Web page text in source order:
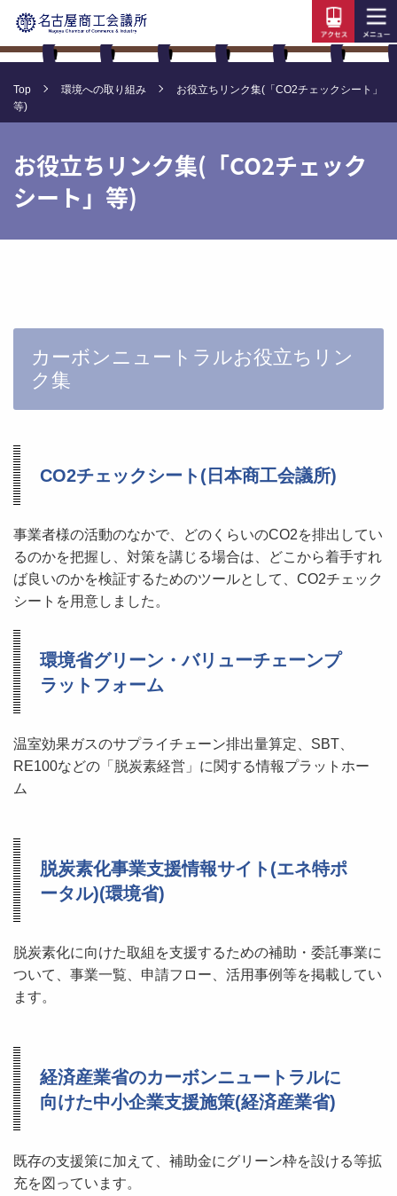
Top 環境への取り組み
お役立ちリンク集(「CO2チェックシート」
等)
お役立ちリンク集(「CO2チェック
シート」等)
カーボンニュートラルお役立ちリン
ク集
CO2チェックシート(日本商工会議所)
事業者様の活動のなかで、どのくらいのCO2を排出してい
るのかを把握し、対策を講じる場合は、どこから着手すれ
ば良いのかを検証するためのツールとして、CO2チェック
シートを用意しました。
環境省グリーン・バリューチェーンプ
ラットフォーム
温室効果ガスのサプライチェーン排出量算定、SBT、
RE100などの「脱炭素経営」に関する情報プラットホー
ム
脱炭素化事業支援情報サイト(エネ特ポ
ータル)(環境省)
脱炭素化に向けた取組を支援するための補助・委託事業に
ついて、事業一覧、申請フロー、活用事例等を掲載してい
ます。
経済産業省のカーボンニュートラルに
向けた中小企業支援施策(経済産業省)
既存の支援策に加えて、補助金にグリーン枠を設ける等拡
充を図っています。